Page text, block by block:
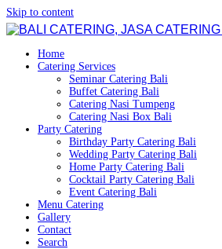
Skip to content
Home
Catering Services
Seminar Catering Bali
Buffet Catering Bali
Catering Nasi Tumpeng
Catering Nasi Box Bali
Party Catering
Birthday Party Catering Bali
Wedding Party Catering Bali
Home Party Catering Bali
Cocktail Party Catering Bali
Event Catering Bali
Menu Catering
Gallery
Contact
Search